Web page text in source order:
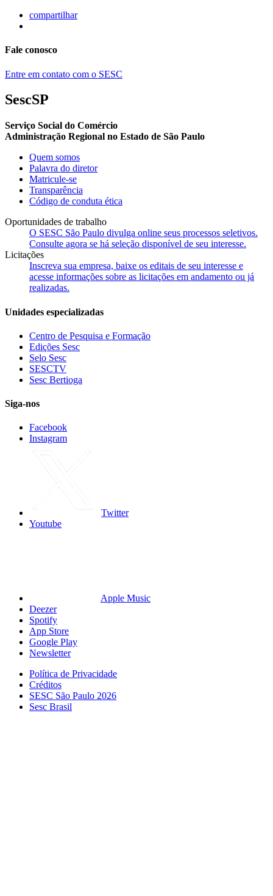
compartilhar
Fale conosco
Entre em contato com o SESC
SescSP
Serviço Social do Comércio
Administração Regional no Estado de São Paulo
Quem somos
Palavra do diretor
Matricule-se
Transparência
Código de conduta ética
Oportunidades de trabalho
O SESC São Paulo divulga online seus processos seletivos.
Consulte agora se há seleção disponível de seu interesse.
Licitações
Inscreva sua empresa, baixe os editais de seu interesse e
acesse informações sobre as licitações em andamento ou já
realizadas.
Unidades especializadas
Centro de Pesquisa e Formação
Edições Sesc
Selo Sesc
SESCTV
Sesc Bertioga
Siga-nos
Facebook
Instagram
Twitter
Youtube
Apple Music
Deezer
Spotify
App Store
Google Play
Newsletter
Política de Privacidade
Créditos
SESC São Paulo 2026
Sesc Brasil